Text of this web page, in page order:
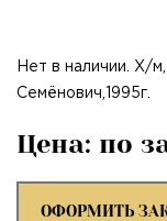
Нет в наличии. Х/
Семёнович,1995г.
Цена: по
ОФОРМИТЬ